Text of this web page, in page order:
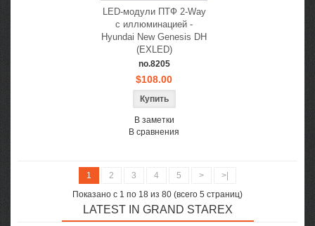
LED-модули ПТФ 2-Way
с иллюминацией -
Hyundai New Genesis DH
(EXLED)
no.8205
$108.00
В заметки
В сравнения
1 2 3 4 5 >
>|
Показано с 1 по 18 из 80 (всего 5 страниц)
LATEST IN GRAND STAREX